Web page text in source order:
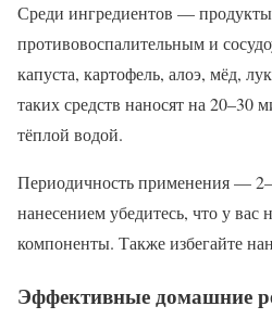
Среди ингредиентов —
противовоспалительным и
капуста, картофель, алоэ, мёд,
таких средств наносят на 20–30
тёплой водой.
Периодичность применения —
нанесением убедитесь, что у вас
компоненты. Также избегайте
Эффективные домашние